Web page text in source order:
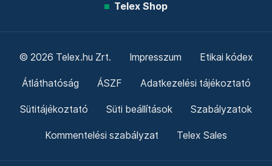
Telex Shop
© 2026 Telex.hu Zrt. Impresszum Etikai kódex
Átláthatóság ÁSZF Adatkezelési tájékoztató
Sütitájékoztató Süti beállítások Szabályzatok
Kommentelési szabályzat Telex Sales